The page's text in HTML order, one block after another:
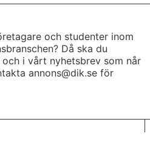
och studenter inom
Då ska du
och i vårt nyhetsbrev som når
annons@dik.se för